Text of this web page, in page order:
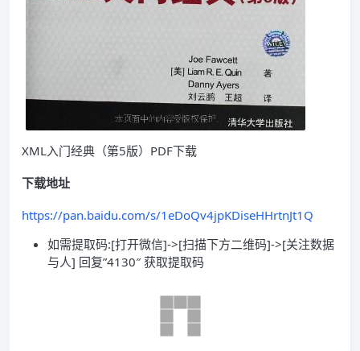
XML入门经典（第5版）PDF下载
下载地址
https://pan.baidu.com/s/1eDoQv4jpKDiseHHrtnJt1Q
如需提取码:[打开微信]->[扫描下方二维码]->[关注数据
与人] 回复”4130″ 获取提取码